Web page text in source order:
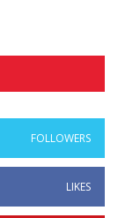
FOLLOWERS
LIKES